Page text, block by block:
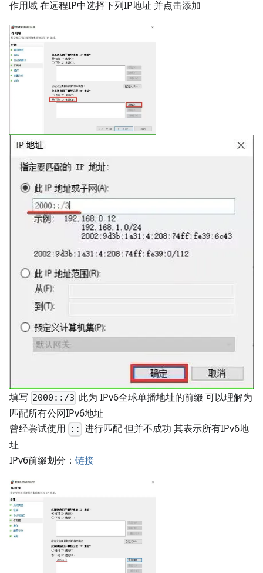
作用域 在远程IP中选择下列IP地址 并点击添加
填写 2000::/3 此为 IPv6全球单播地址的前缀 可以理解为
匹配所有公网IPv6地址
曾经尝试使用
:: 进行匹配 但并不成功 其表示所有IPv6地
址
IPv6前缀划分： 链接